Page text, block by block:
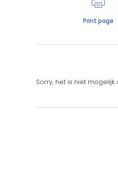
Print page
Sorry, het is niet